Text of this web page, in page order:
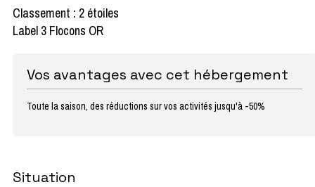
Classement : 2 étoiles
Label 3 Flocons OR
Vos avantages avec cet hébergement
Toute la saison, des réductions sur vos activités jusqu'à -50%
Situation